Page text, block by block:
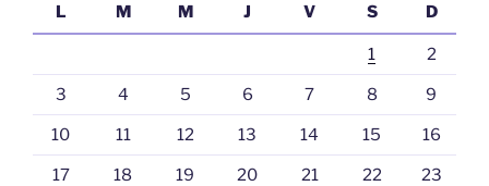
L
M M J V S D
1 2
3 4 5 6 7 8 9
10 11 12 13 14 15 16
17 18 19 20 21 22 23